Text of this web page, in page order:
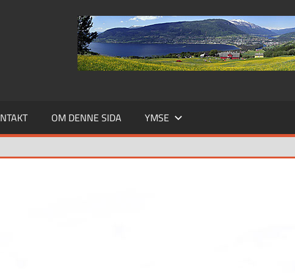
OM DENNE SIDA YMSE